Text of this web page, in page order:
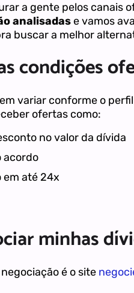
a gente pelos canais
analisadase vamos
buscar a melhor
condições
variar conforme o
ofertas como:
no valor da dívida
acordo
em até 24x
minhas
é o site